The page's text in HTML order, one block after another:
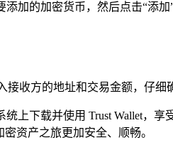
加的加密货币，然后点击“添
收方的地址和交易金额，仔细
上下载并使用 Trust Wallet，
资产之旅更加安全、顺畅。